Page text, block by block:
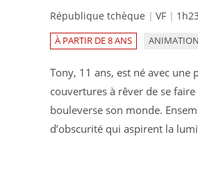
République tchèque
VF 1h23
À PARTIR DE 8 ANS ANIMATION
Tony, 11 ans, est né avec
couvertures à rêver de se
bouleverse son monde.
d’obscurité qui aspirent la